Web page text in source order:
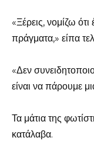
«Ξέρεις, νομίζω
πράγματα,» είπα
«Δεν
είναι να πάρουμε
Τα μάτια της
κατάλαβα.